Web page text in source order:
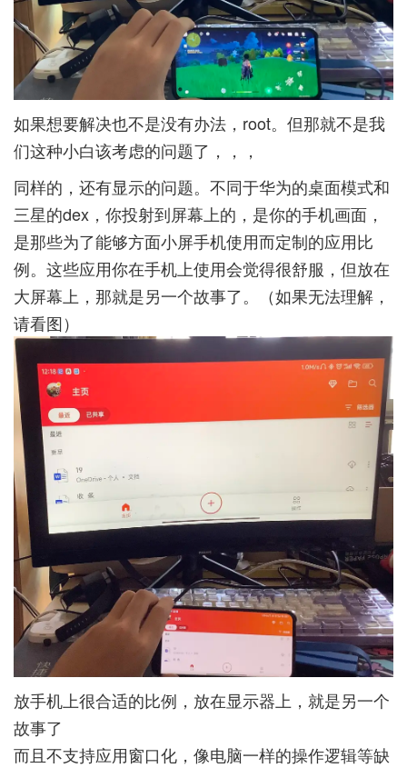
如果想要解决也不是没有办法，root。但那就不是我
们这种小白该考虑的问题了，，，
同样的，还有显示的问题。不同于华为的桌面模式和
三星的dex，你投射到屏幕上的，是你的手机画面，
是那些为了能够方面小屏手机使用而定制的应用比
例。这些应用你在手机上使用会觉得很舒服，但放在
大屏幕上，那就是另一个故事了。（如果无法理解，
请看图）
放手机上很合适的比例，放在显示器上，就是另一个
故事了
而且不支持应用窗口化，像电脑一样的操作逻辑等缺